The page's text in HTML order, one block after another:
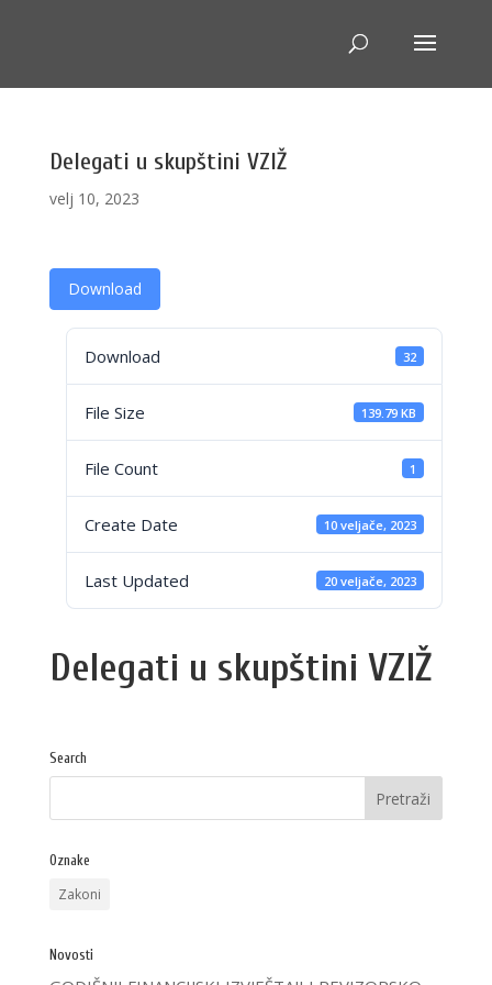
Delegati u skupštini VZIŽ
velj 10, 2023
Download
Download 32
File Size 139.79 KB
File Count 1
Create Date 10 veljače, 2023
Last Updated 20 veljače, 2023
Delegati u skupštini VZIŽ
Search
Oznake
Zakoni
Novosti